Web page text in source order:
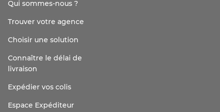
Qui sommes-nous ?
Trouver votre agence
Choisir une solution
Connaître le délai de
livraison
Expédier vos colis
Espace Expéditeur